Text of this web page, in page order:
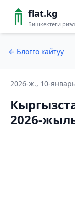
flat.kg
Бишкектеги
← Блогго кайтуу
2026-ж., 10-
2026-